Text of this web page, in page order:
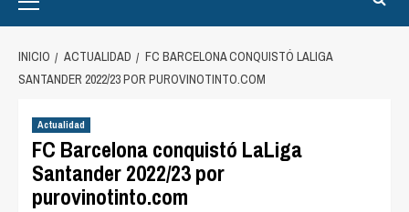
Menu
INICIO ACTUALIDAD
FC BARCELONA CONQUISTÓ LALIGA
SANTANDER 2022/23 POR PUROVINOTINTO.COM
Actualidad
FC Barcelona conquistó LaLiga
Santander 2022/23 por
purovinotinto.com